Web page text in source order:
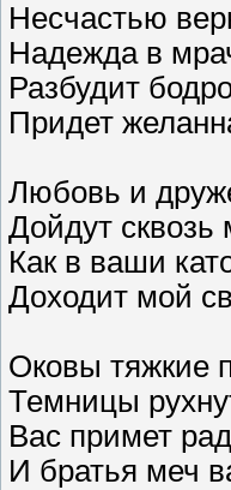
Несчастью
Надежда в
Разбудит
Придет
Любовь и
Дойдут сквозь
Как в ваши
Доходит мой
Оковы тяжкие
Темницы
Вас примет
И братья меч